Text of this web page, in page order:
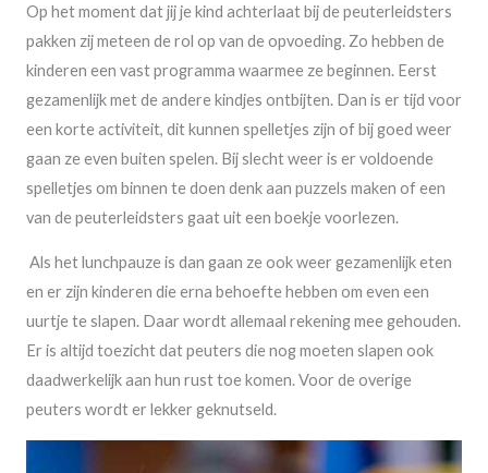
Op het moment dat jij je kind achterlaat bij de peuterleidsters
pakken zij meteen de rol op van de opvoeding. Zo hebben de
kinderen een vast programma waarmee ze beginnen. Eerst
gezamenlijk met de andere kindjes ontbijten. Dan is er tijd voor
een korte activiteit, dit kunnen spelletjes zijn of bij goed weer
gaan ze even buiten spelen. Bij slecht weer is er voldoende
spelletjes om binnen te doen denk aan puzzels maken of een
van de peuterleidsters gaat uit een boekje voorlezen.
Als het lunchpauze is dan gaan ze ook weer gezamenlijk eten
en er zijn kinderen die erna behoefte hebben om even een
uurtje te slapen. Daar wordt allemaal rekening mee gehouden.
Er is altijd toezicht dat peuters die nog moeten slapen ook
daadwerkelijk aan hun rust toe komen. Voor de overige
peuters wordt er lekker geknutseld.